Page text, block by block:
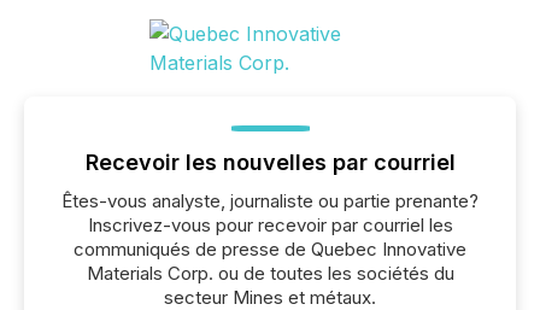
Recevoir les nouvelles par courriel
Êtes-vous analyste, journaliste ou partie prenante?
Inscrivez-vous pour recevoir par courriel les
communiqués de presse de Quebec Innovative
Materials Corp. ou de toutes les sociétés du
secteur Mines et métaux.